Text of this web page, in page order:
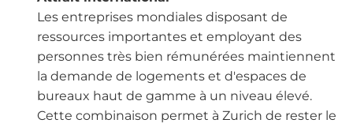
Les entreprises mondiales disposant de
ressources importantes et employant des
personnes très bien rémunérées maintiennent
la demande de logements et d'espaces de
bureaux haut de gamme à un niveau élevé.
Cette combinaison permet à Zurich de rester le